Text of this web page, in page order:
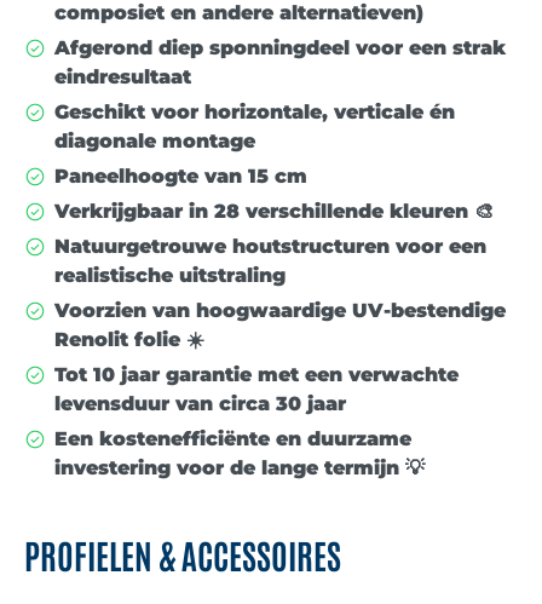
composiet en andere alternatieven)
Afgerond diep sponningdeel voor een strak
eindresultaat
Geschikt voor horizontale, verticale én
diagonale montage
Paneelhoogte van 15 cm
Verkrijgbaar in 28 verschillende kleuren 🎨
Natuurgetrouwe houtstructuren voor een
realistische uitstraling
Voorzien van hoogwaardige UV-bestendige
Renolit folie ☀️
Tot 10 jaar garantie met een verwachte
levensduur van circa 30 jaar
Een kostenefficiënte en duurzame
investering voor de lange termijn 💡
PROFIELEN & ACCESSOIRES